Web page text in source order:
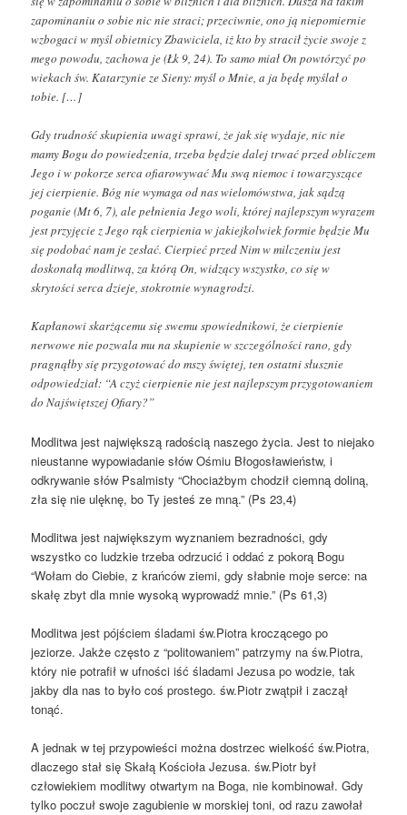
zapominaniu o sobie nic nie straci; przeciwnie, ono ją niepomiernie
wzbogaci w myśl obietnicy Zbawiciela, iż kto by stracił życie swoje z
mego powodu, zachowa je (Łk 9, 24). To samo miał On powtórzyć po
wiekach św. Katarzynie ze Sieny: myśl o Mnie, a ja będę myślał o
tobie. […]
Gdy trudność skupienia uwagi sprawi, że jak się wydaje, nic nie
mamy Bogu do powiedzenia, trzeba będzie dalej trwać przed obliczem
Jego i w pokorze serca ofiarowywać Mu swą niemoc i towarzyszące
jej cierpienie. Bóg nie wymaga od nas wielomówstwa, jak sądzą
poganie (Mt 6, 7), ale pełnienia Jego woli, której najlepszym wyrazem
jest przyjęcie z Jego rąk cierpienia w jakiejkolwiek formie będzie Mu
się podobać nam je zesłać. Cierpieć przed Nim w milczeniu jest
doskonałą modlitwą, za którą On, widzący wszystko, co się w
skrytości serca dzieje, stokrotnie wynagrodzi.
Kapłanowi skarżącemu się swemu spowiednikowi, że cierpienie
nerwowe nie pozwala mu na skupienie w szczególności rano, gdy
pragnąłby się przygotować do mszy świętej, ten ostatni słusznie
odpowiedział: “A czyż cierpienie nie jest najlepszym przygotowaniem
do Najświętszej Ofiary?”
Modlitwa jest największą radością naszego życia. Jest to niejako
nieustanne wypowiadanie słów Ośmiu Błogosławieństw, i
odkrywanie słów Psalmisty “Chociażbym chodził ciemną doliną,
zła się nie ulęknę, bo Ty jesteś ze mną.” (Ps 23,4)
Modlitwa jest największym wyznaniem bezradności, gdy
wszystko co ludzkie trzeba odrzucić i oddać z pokorą Bogu
“Wołam do Ciebie, z krańców ziemi, gdy słabnie moje serce: na
skałę zbyt dla mnie wysoką wyprowadź mnie.” (Ps 61,3)
Modlitwa jest pójściem śladami św.Piotra kroczącego po
jeziorze. Jakże często z “politowaniem” patrzymy na św.Piotra,
który nie potrafił w ufności iść śladami Jezusa po wodzie, tak
jakby dla nas to było coś prostego. św.Piotr zwątpił i zaczął
tonąć.
A jednak w tej przypowieści można dostrzec wielkość św.Piotra,
dlaczego stał się Skałą Kościoła Jezusa. św.Piotr był
człowiekiem modlitwy otwartym na Boga, nie kombinował. Gdy
tylko poczuł swoje zagubienie w morskiej toni, od razu zawołał